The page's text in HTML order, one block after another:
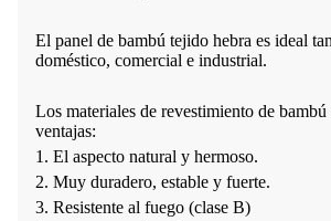
El panel de bambú tejido hebra es ideal
doméstico, comercial e industrial.
Los materiales de revestimiento de
ventajas:
1. El aspecto natural y hermoso.
2. Muy duradero, estable y fuerte.
3. Resistente al fuego (clase B)